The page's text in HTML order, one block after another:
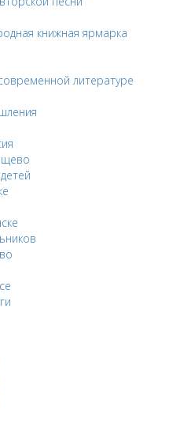
книжная ярмарка
литературе